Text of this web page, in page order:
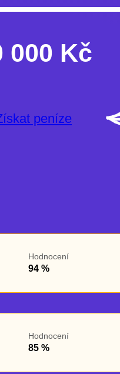
000 Kč
peníze
Hodnocení
94 %
Hodnocení
85 %